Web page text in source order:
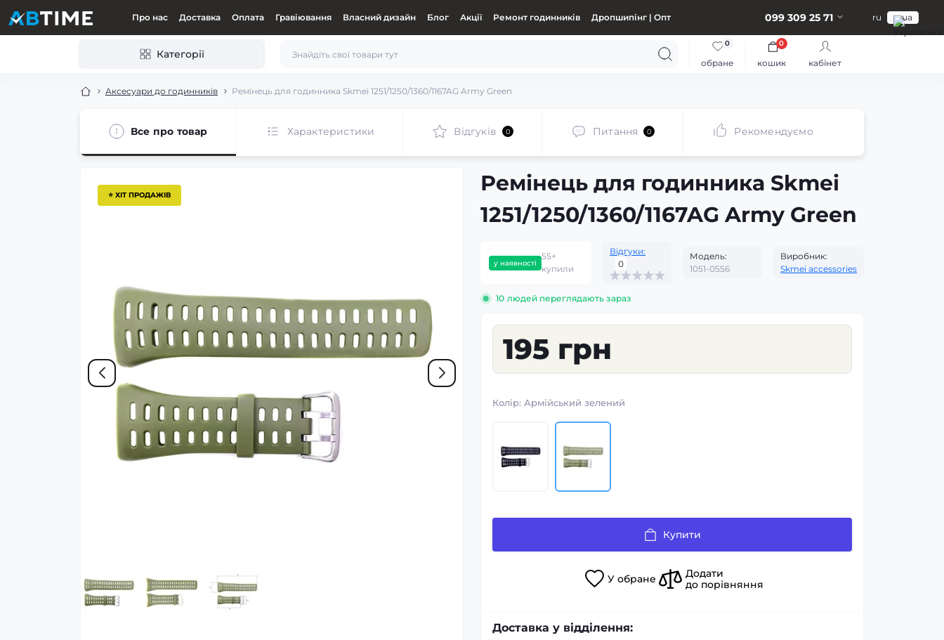
Про нас Доставка Оплата Гравіювання Власний дизайн Блог Акції Ремонт годинників Дропшипінг | Опт 099 309 25 71 ru ua
Категорії
обране
0
кошик
0
кабінет
Аксесуари до годинників Ремінець для годинника Skmei 1251/1250/1360/1167AG Army Green
Все про товар Характеристики Відгуків 0 Питання 0 Рекомендуємо
⭐ ХІТ ПРОДАЖІВ
Ремінець для годинника Skmei
1251/1250/1360/1167AG Army Green
у наявності
55+
купили
Відгуки:
0
Модель:
1051-0556
Виробник:
Skmei accessories
10 людей переглядають зараз
195 грн
Колір: Армійський зелений
Купити
У обране
Додати
до порівняння
Доставка у відділення: